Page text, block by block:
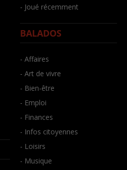
- Joué récemment
BALADOS
- Affaires
- Art de vivre
- Bien-être
- Emploi
- Finances
- Infos citoyennes
- Loisirs
- Musique